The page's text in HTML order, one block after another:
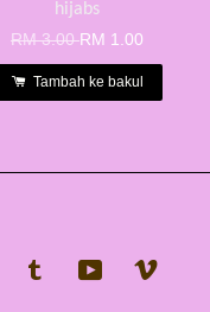
hijabs
RM 3.00RM 1.00
Tambah ke bakul
InstagramTumblr YouTube